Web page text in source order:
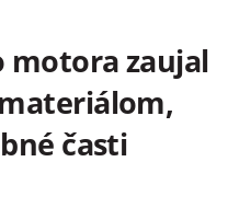
motora zaujal
časti